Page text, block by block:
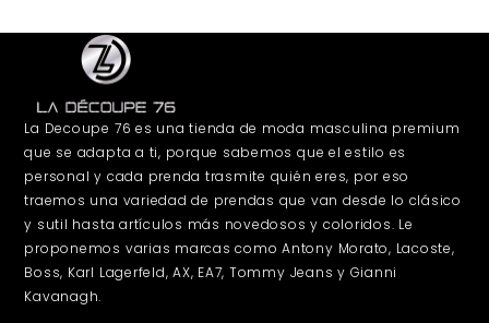
La Decoupe 76 es una tienda de moda masculina premium
que se adapta a ti, porque sabemos que el estilo es
personal y cada prenda trasmite quién eres, por eso
traemos una variedad de prendas que van desde lo clásico
y sutil hasta artículos más novedosos y coloridos. Le
proponemos varias marcas como Antony Morato, Lacoste,
Boss, Karl Lagerfeld, AX, EA7, Tommy Jeans y Gianni
Kavanagh.